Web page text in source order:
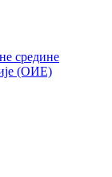
средине
(ОИЕ)